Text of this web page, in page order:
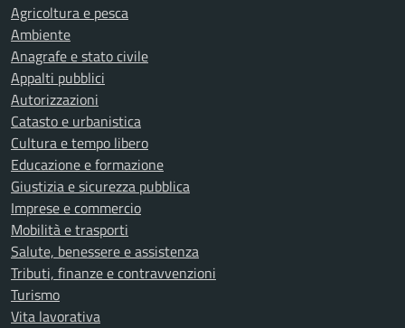
Agricoltura e pesca
Ambiente
Anagrafe e stato civile
Appalti pubblici
Autorizzazioni
Catasto e urbanistica
Cultura e tempo libero
Educazione e formazione
Giustizia e sicurezza pubblica
Imprese e commercio
Mobilità e trasporti
Salute, benessere e assistenza
Tributi, finanze e contravvenzioni
Turismo
Vita lavorativa